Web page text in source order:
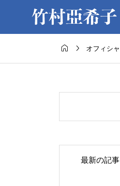
  オフィシ
最新の記事